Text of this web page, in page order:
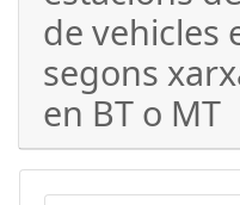
de vehicles
segons
en BT o MT